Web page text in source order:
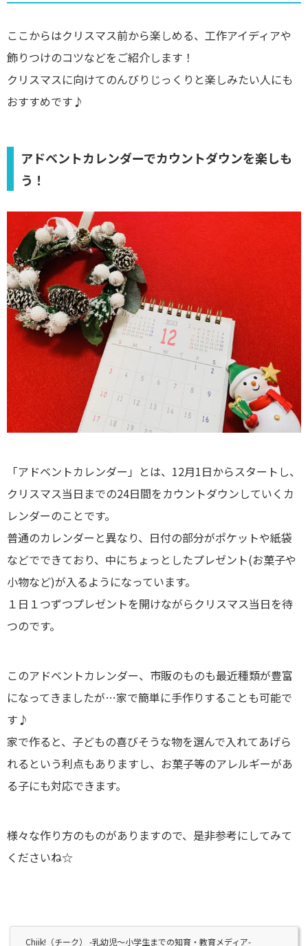
ここからはクリスマス前から楽しめる、工作アイディアや
飾りつけのコツなどをご紹介します！
クリスマスに向けてのんびりじっくりと楽しみたい人にも
おすすめです♪
アドベントカレンダーでカウントダウンを楽しも
う！
「アドベントカレンダー」とは、12月1日からスタートし、
クリスマス当日までの24日間をカウントダウンしていくカ
レンダーのことです。
普通のカレンダーと異なり、日付の部分がポケットや紙袋
などでできており、中にちょっとしたプレゼント(お菓子や
小物など)が入るようになっています。
１日１つずつプレゼントを開けながらクリスマス当日を待
つのです。
このアドベントカレンダー、市販のものも最近種類が豊富
になってきましたが…家で簡単に手作りすることも可能で
す♪
家で作ると、子どもの喜びそうな物を選んで入れてあげら
れるという利点もありますし、お菓子等のアレルギーがあ
る子にも対応できます。
様々な作り方のものがありますので、是非参考にしてみて
くださいね☆
Chiik!（チーク） -乳幼児〜小学生までの知育・教育メディア-